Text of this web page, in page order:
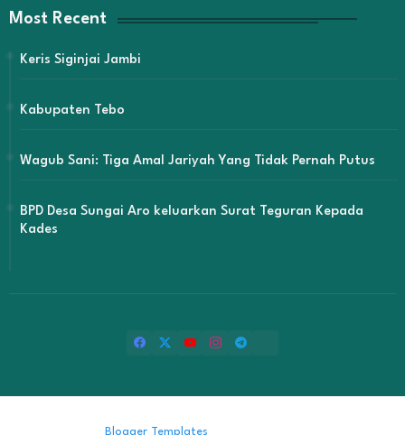
Most Recent
Keris Siginjai Jambi
Kabupaten Tebo
Wagub Sani: Tiga Amal Jariyah Yang Tidak Pernah Putus
BPD Desa Sungai Aro keluarkan Surat Teguran Kepada
Kades
Blogger Templates